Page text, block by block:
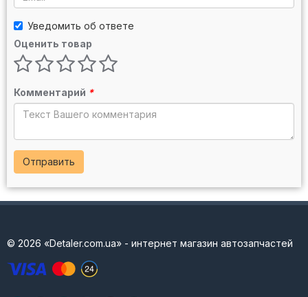
Уведомить об ответе
Оценить товар
Комментарий *
Отправить
© 2026 «Detaler.com.ua» - интернет магазин автозапчастей